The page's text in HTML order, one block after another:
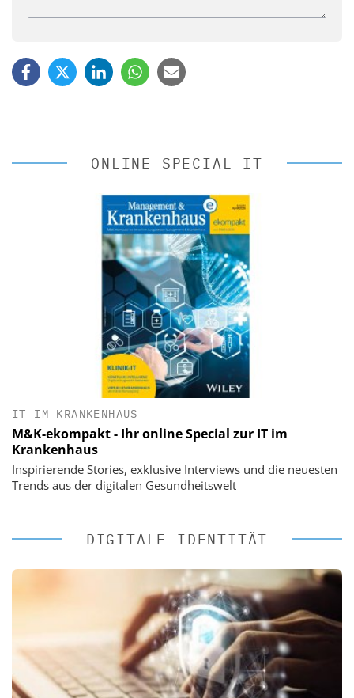
ONLINE SPECIAL IT
IT IM KRANKENHAUS
M&K-ekompakt - Ihr online Special zur IT im
Krankenhaus
Inspirierende Stories, exklusive Interviews und die neuesten
Trends aus der digitalen Gesundheitswelt
DIGITALE IDENTITÄT